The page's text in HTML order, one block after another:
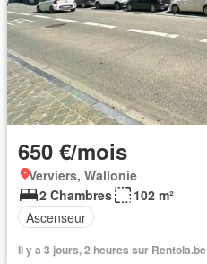
650 €/mois
Verviers, Wallonie
2 Chambres
102 m²
Ascenseur
Il y a 3 jours, 2 heures sur Rentola.be